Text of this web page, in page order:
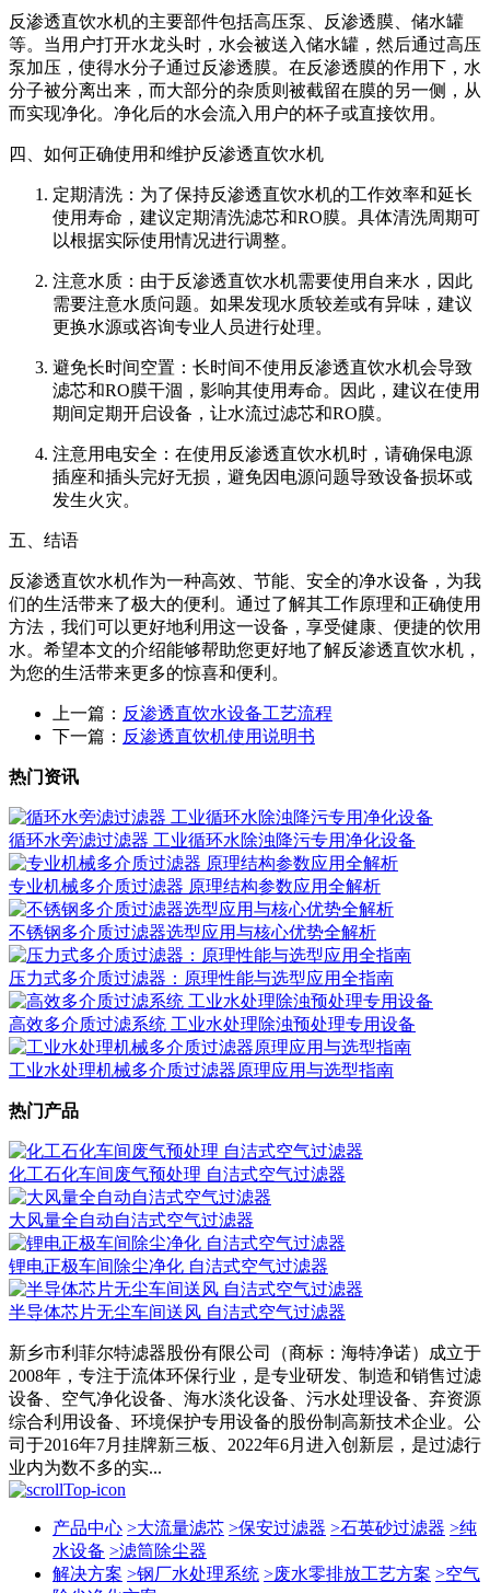
反渗透直饮水机的主要部件包括高压泵、反渗透膜、储水罐
等。当用户打开水龙头时，水会被送入储水罐，然后通过高压
泵加压，使得水分子通过反渗透膜。在反渗透膜的作用下，水
分子被分离出来，而大部分的杂质则被截留在膜的另一侧，从
而实现净化。净化后的水会流入用户的杯子或直接饮用。
四、如何正确使用和维护反渗透直饮水机
定期清洗：为了保持反渗透直饮水机的工作效率和延长
使用寿命，建议定期清洗滤芯和RO膜。具体清洗周期可
以根据实际使用情况进行调整。
注意水质：由于反渗透直饮水机需要使用自来水，因此
需要注意水质问题。如果发现水质较差或有异味，建议
更换水源或咨询专业人员进行处理。
避免长时间空置：长时间不使用反渗透直饮水机会导致
滤芯和RO膜干涸，影响其使用寿命。因此，建议在使用
期间定期开启设备，让水流过滤芯和RO膜。
注意用电安全：在使用反渗透直饮水机时，请确保电源
插座和插头完好无损，避免因电源问题导致设备损坏或
发生火灾。
五、结语
反渗透直饮水机作为一种高效、节能、安全的净水设备，为我
们的生活带来了极大的便利。通过了解其工作原理和正确使用
方法，我们可以更好地利用这一设备，享受健康、便捷的饮用
水。希望本文的介绍能够帮助您更好地了解反渗透直饮水机，
为您的生活带来更多的惊喜和便利。
上一篇： 反渗透直饮水设备工艺流程
下一篇： 反渗透直饮机使用说明书
热门资讯
循环水旁滤过滤器 工业循环水除浊降污专用净化设备
专业机械多介质过滤器 原理结构参数应用全解析
不锈钢多介质过滤器选型应用与核心优势全解析
压力式多介质过滤器：原理性能与选型应用全指南
高效多介质过滤系统 工业水处理除浊预处理专用设备
工业水处理机械多介质过滤器原理应用与选型指南
热门产品
化工石化车间废气预处理 自洁式空气过滤器
大风量全自动自洁式空气过滤器
锂电正极车间除尘净化 自洁式空气过滤器
半导体芯片无尘车间送风 自洁式空气过滤器
新乡市利菲尔特滤器股份有限公司（商标：海特净诺）成立于
2008年，专注于流体环保行业，是专业研发、制造和销售过滤
设备、空气净化设备、海水淡化设备、污水处理设备、弃资源
综合利用设备、环境保护专用设备的股份制高新技术企业。公
司于2016年7月挂牌新三板、2022年6月进入创新层，是过滤行
业内为数不多的实...
产品中心 >大流量滤芯 >保安过滤器 >石英砂过滤器 >纯
水设备 >滤筒除尘器
解决方案 >钢厂水处理系统 >废水零排放工艺方案 >空气